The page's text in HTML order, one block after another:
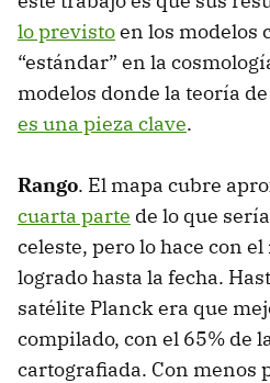
lo previstoen los modelos
“estándar” en la
modelos donde la teoría
es una pieza clave.
Rango. El mapa cubre
cuarta parte de lo que
celeste, pero lo hace con
logrado hasta la fecha.
satélite Planck era que
compilado, con el 65% de
cartografiada. Con menos